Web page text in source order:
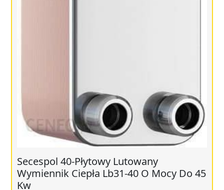
Secespol 40-Płytowy Lutowany
Wymiennik Ciepła Lb31-40 O Mocy Do 45
Kw